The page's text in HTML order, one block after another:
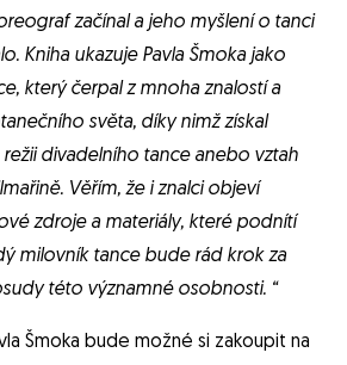
začínal a jeho myšlení o tanci
Kniha ukazuje Pavla Šmoka jako
který čerpal z mnoha znalostí a
světa, díky nimž získal
divadelního tance anebo vztah
Věřím, že i znalci objeví
zdroje a materiály, které podnítí
milovník tance bude rád krok za
této významné osobnosti. “
Šmoka bude možné si zakoupit na